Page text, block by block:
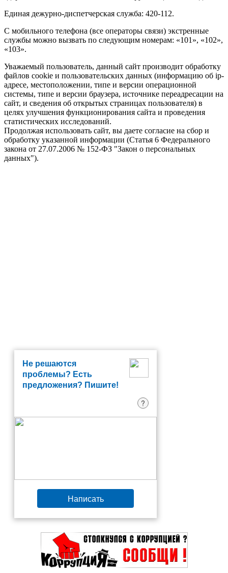
Единая дежурно-диспетчерская служба: 420-112.
С мобильного телефона (все операторы связи) экстренные
службы можно вызвать по следующим номерам: «101», «102»,
«103».
Уважаемый пользователь, данный сайт производит обработку
файлов cookie и пользовательских данных (информацию об ip-
адресе, местоположении, типе и версии операционной
системы, типе и версии браузера, источнике переадресации на
сайт, и сведения об открытых страницах пользователя) в
целях улучшения функционирования сайта и проведения
статистических исследований.
Продолжая использовать сайт, вы даете согласие на сбор и
обработку указанной информации (Статья 6 Федерального
закона от 27.07.2006 № 152-ФЗ "Закон о персональных
данных").
Не решаются
проблемы? Есть
предложения? Пишите!
?
Написать